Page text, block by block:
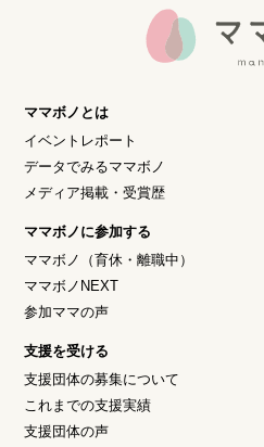
ママボノとは
イベントレポート
データでみるママボノ
メディア掲載・受賞歴
ママボノに参加する
ママボノ（育休・離職中）
ママボノNEXT
参加ママの声
支援を受ける
支援団体の募集について
これまでの支援実績
支援団体の声